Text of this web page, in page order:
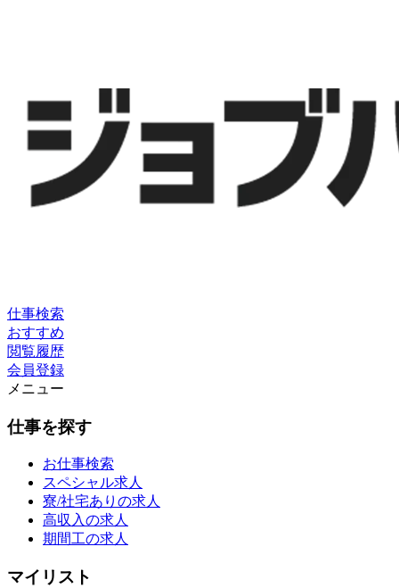
仕事検索
おすすめ
閲覧履歴
会員登録
メニュー
仕事を探す
お仕事検索
スペシャル求人
寮/社宅ありの求人
高収入の求人
期間工の求人
マイリスト